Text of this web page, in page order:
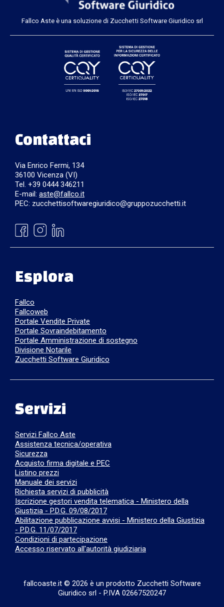
Fallco Aste è una soluzione di Zucchetti Software Giuridico srl
Contattaci
Via Enrico Fermi, 134
36100 Vicenza (VI)
Tel. +39 0444 346211
E-mail: aste@fallco.it
PEC: zucchettisoftwaregiuridico@gruppozucchetti.it
Esplora
Fallco
Fallcoweb
Portale Vendite Private
Portale Sovraindebitamento
Portale Amministrazione di sostegno
Divisione Notarile
Zucchetti Software Giuridico
Servizi
Servizi Fallco Aste
Assistenza tecnica/operativa
Sicurezza
Acquisto firma digitale e PEC
Listino prezzi
Manuale dei servizi
Richiesta servizi di pubblicità
Iscrizione gestori vendita telematica - Ministero della
Giustizia - P.D.G. 09/08/2017
Abilitazione pubblicazione avvisi - Ministero della Giustizia
- P.D.G. 11/07/2017
Condizioni di partecipazione
Accesso riservato all'autorità giudiziaria
fallcoaste.it © 2026 è un prodotto Zucchetti Software
Giuridico srl - P.IVA 02667520247